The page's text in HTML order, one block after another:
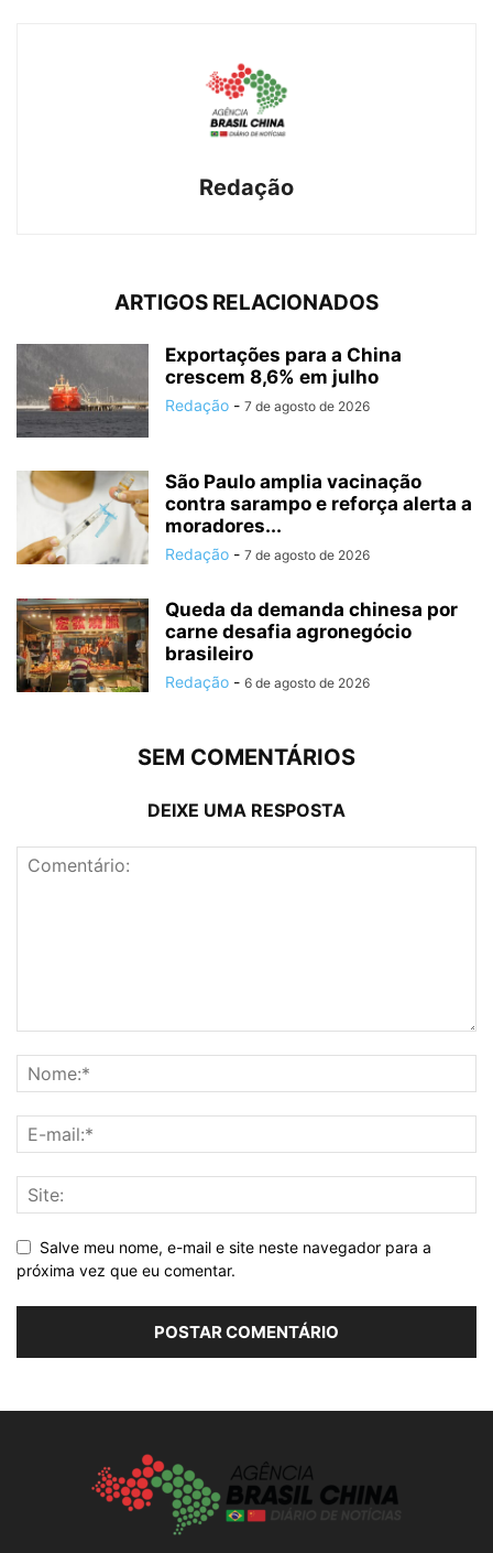
Redação
ARTIGOS RELACIONADOS
Exportações para a China
crescem 8,6% em julho
Redação - 7 de agosto de 2026
São Paulo amplia vacinação
contra sarampo e reforça alerta a
moradores...
Redação - 7 de agosto de 2026
Queda da demanda chinesa por
carne desafia agronegócio
brasileiro
Redação - 6 de agosto de 2026
SEM COMENTÁRIOS
DEIXE UMA RESPOSTA
Salve meu nome, e-mail e site neste navegador para a
próxima vez que eu comentar.